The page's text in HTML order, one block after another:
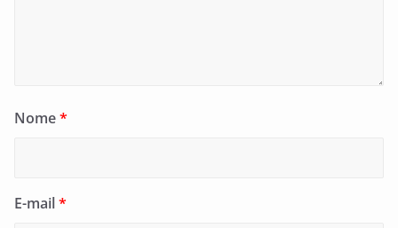
Nome*
E-mail*